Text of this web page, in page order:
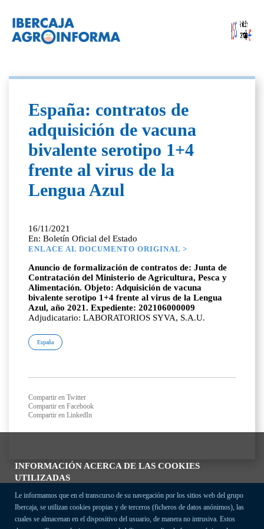
INFORMACIÓN ACERCA DE LAS COOKIES
UTILIZADAS
Le informamos que en el transcurso de su navegación por los sitios web del grupo
Ibercaja, se utilizan cookies propias y de terceros (ficheros de datos anónimos), las
cuales se almacenan en el dispositivo del usuario, de manera no intrusiva. Estos
España: contratos de
adquisición de vacuna
bivalente serotipo 1+4
frente al virus de la
Lengua Azul
16/11/2021
En: Boletín Oficial del Estado
ENLACE AL DOCUMENTO ORIGINAL >
Anuncio de formalización de contratos de: Junta de
Contratación del Ministerio de Agricultura, Pesca y
Alimentación. Objeto: Adquisición de vacuna
bivalente serotipo 1+4 frente al virus de la Lengua
Azul, año 2021. Expediente: 202106000009
Adjudicatario: LABORATORIOS SYVA, S.A.U.
España
Compartir en Twitter
Compartir en Facebook
Compartir en LinkedIn